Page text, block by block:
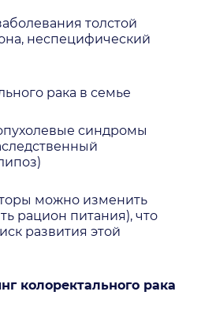
толстой
неспецифический
рака в семье
синдромы
можно изменить
рацион питания), что
развития этой
колоректального рака